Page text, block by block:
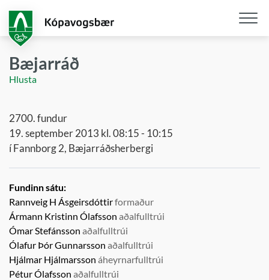
aðalefni
Bæjarráð
Hlusta
2700. fundur
19. september 2013 kl. 08:15 - 10:15
í Fannborg 2, Bæjarráðsherbergi
Fundinn sátu:
Rannveig H Ásgeirsdóttirformaður
Ármann Kristinn Ólafsson aðalfulltrúi
Ómar Stefánsson aðalfulltrúi
Ólafur Þór Gunnarsson aðalfulltrúi
Hjálmar Hjálmarsson áheyrnarfulltrúi
Pétur Ólafsson aðalfulltrúi
Opna